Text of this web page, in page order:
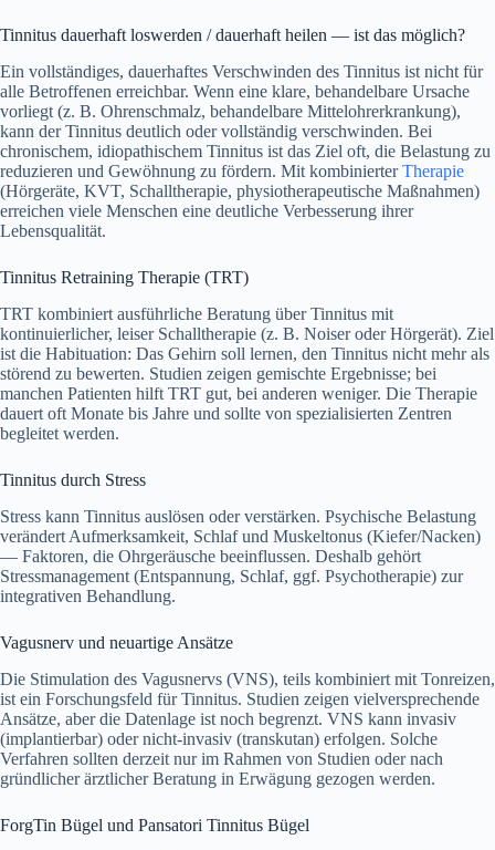
Tinnitus dauerhaft loswerden / dauerhaft heilen — ist das möglich?
Ein vollständiges, dauerhaftes Verschwinden des Tinnitus ist nicht für
alle Betroffenen erreichbar. Wenn eine klare, behandelbare Ursache
vorliegt (z. B. Ohrenschmalz, behandelbare Mittelohrerkrankung),
kann der Tinnitus deutlich oder vollständig verschwinden. Bei
chronischem, idiopathischem Tinnitus ist das Ziel oft, die Belastung zu
reduzieren und Gewöhnung zu fördern. Mit kombinierterTherapie
(Hörgeräte, KVT, Schalltherapie, physiotherapeutische Maßnahmen)
erreichen viele Menschen eine deutliche Verbesserung ihrer
Lebensqualität.
Tinnitus Retraining Therapie (TRT)
TRT kombiniert ausführliche Beratung über Tinnitus mit
kontinuierlicher, leiser Schalltherapie (z. B. Noiser oder Hörgerät). Ziel
ist die Habituation: Das Gehirn soll lernen, den Tinnitus nicht mehr als
störend zu bewerten. Studien zeigen gemischte Ergebnisse; bei
manchen Patienten hilft TRT gut, bei anderen weniger. Die Therapie
dauert oft Monate bis Jahre und sollte von spezialisierten Zentren
begleitet werden.
Tinnitus durch Stress
Stress kann Tinnitus auslösen oder verstärken. Psychische Belastung
verändert Aufmerksamkeit, Schlaf und Muskeltonus (Kiefer/Nacken)
— Faktoren, die Ohrgeräusche beeinflussen. Deshalb gehört
Stressmanagement (Entspannung, Schlaf, ggf. Psychotherapie) zur
integrativen Behandlung.
Vagusnerv und neuartige Ansätze
Die Stimulation des Vagusnervs (VNS), teils kombiniert mit Tonreizen,
ist ein Forschungsfeld für Tinnitus. Studien zeigen vielversprechende
Ansätze, aber die Datenlage ist noch begrenzt. VNS kann invasiv
(implantierbar) oder nicht-invasiv (transkutan) erfolgen. Solche
Verfahren sollten derzeit nur im Rahmen von Studien oder nach
gründlicher ärztlicher Beratung in Erwägung gezogen werden.
ForgTin Bügel und Pansatori Tinnitus Bügel